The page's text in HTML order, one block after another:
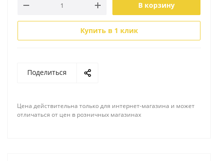
В корзину
Купить в 1 клик
Поделиться
Цена действительна только для интернет-магазина и может
отличаться от цен в розничных магазинах